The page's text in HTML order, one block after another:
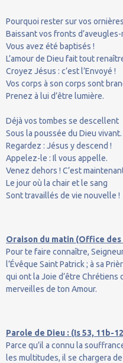
Pourquoi rester sur vos
Baissant vos fronts d’aveugles-
Vous avez été baptisés !
L’amour de Dieu fait tout
Croyez Jésus : c’est l’Envoyé !
Vos corps à son corps sont
Prenez à lui d’être lumière.
Déjà vos tombes se descellent
Sous la poussée du Dieu vivant.
Regardez : Jésus y descend !
Appelez-le : Il vous appelle.
Venez dehors ! C’est
Le jour où la chair et le sang
Sont travaillés de vie nouvelle !
Oraison du matin (Office des
Pour te faire connaître,
l’Évêque Saint Patrick ; à sa
qui ont la Joie d’être Chrétiens
merveilles de ton Amour.
Parole de Dieu : (Is 53, 11b-
Parce qu’il a connu la
les multitudes, il se chargera